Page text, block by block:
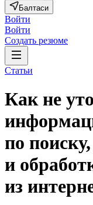
Балтаси
Войти
Войти
Создать резюме
Статьи
Как не
по
и
из